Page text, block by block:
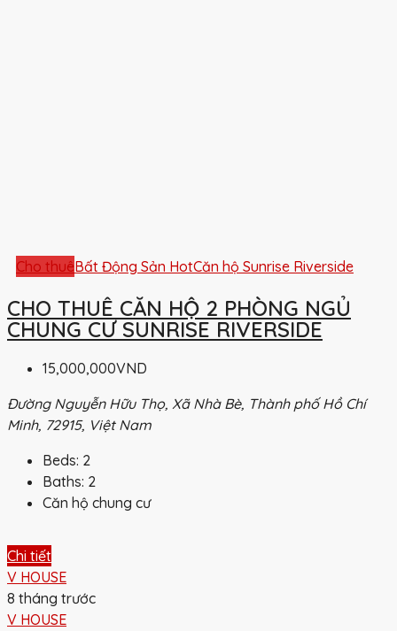
Cho thuêBất Động Sản HotCăn hộ Sunrise Riverside
CHO THUÊ CĂN HỘ 2 PHÒNG NGỦ
CHUNG CƯ SUNRISE RIVERSIDE
15,000,000VND
Đường Nguyễn Hữu Thọ, Xã Nhà Bè, Thành phố Hồ Chí
Minh, 72915, Việt Nam
Beds: 2
Baths: 2
Căn hộ chung cư
Chi tiết
V HOUSE
8 tháng trước
V HOUSE